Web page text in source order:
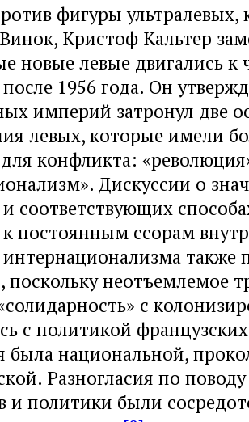
фигуры ультралевых,
Кристоф Кальтер
новые левые двигались к
1956 года. Он
империй затронул две
левых, которые имели
конфликта:
Дискуссии о
соответствующих
постоянным ссорам
также
неотъемлемое
с
с политикой
была национальной,
Разногласия по
и политики были